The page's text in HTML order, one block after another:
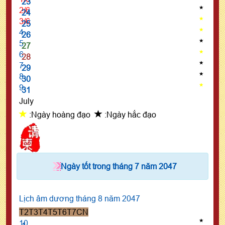
24
2/6
25
3/6
26
4
27
5
28
6
29
7
30
8
31
9
July
:Ngày hoàng đạo
:Ngày hắc đạo
Ngày tốt trong tháng 7 năm 2047
Lịch âm dương tháng 8 năm 2047
T2T3T4T5T6T7CN
10